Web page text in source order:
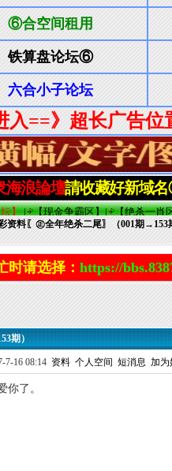
资料〖㊣全年绝杀二尾〗（001期→153
时请选择： https://
期）
7-16 08:14 资料 个人空间 短消息 加为
你了。